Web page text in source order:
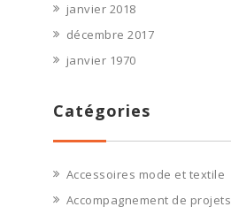
janvier 2018
décembre 2017
janvier 1970
Catégories
Accessoires mode et textile
Accompagnement de projets